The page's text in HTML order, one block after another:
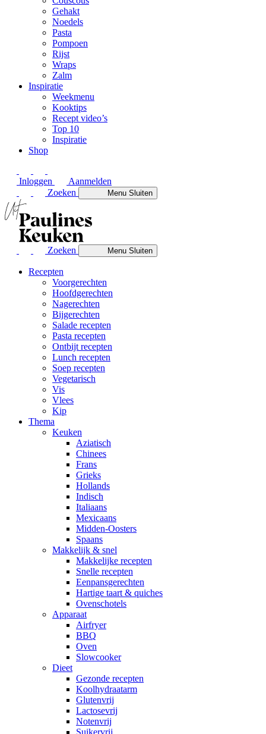
Gehakt
Noedels
Pasta
Pompoen
Rijst
Wraps
Zalm
Inspiratie
Weekmenu
Kooktips
Recept video’s
Top 10
Inspiratie
Shop
Inloggen
Aanmelden
Zoeken
MenuSluiten
Zoeken MenuSluiten
Recepten
Voorgerechten
Hoofdgerechten
Nagerechten
Bijgerechten
Salade recepten
Pasta recepten
Ontbijt recepten
Lunch recepten
Soep recepten
Vegetarisch
Vis
Vlees
Kip
Thema
Keuken
Aziatisch
Chinees
Frans
Grieks
Hollands
Indisch
Italiaans
Mexicaans
Midden-Oosters
Spaans
Makkelijk & snel
Makkelijke recepten
Snelle recepten
Eenpansgerechten
Hartige taart & quiches
Ovenschotels
Apparaat
Airfryer
BBQ
Oven
Slowcooker
Dieet
Gezonde recepten
Koolhydraatarm
Glutenvrij
Lactosevrij
Notenvrij
Suikervrij